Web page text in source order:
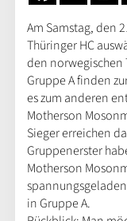
Am Samstag, den
Thüringer HC
den norwegischen
Gruppe A finden
es zum anderen
Motherson
Sieger erreichen
Gruppenerster
Motherson
in Gruppe A.